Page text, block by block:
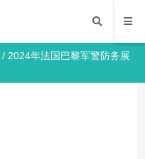
/ 2024年法国巴黎军警防务展